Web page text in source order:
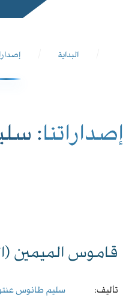
البداية
إصداراتنا:
قاموس الميمين
تأليف: سليم طانوس